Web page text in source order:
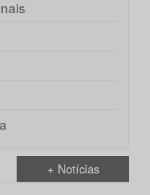
+ Notícias